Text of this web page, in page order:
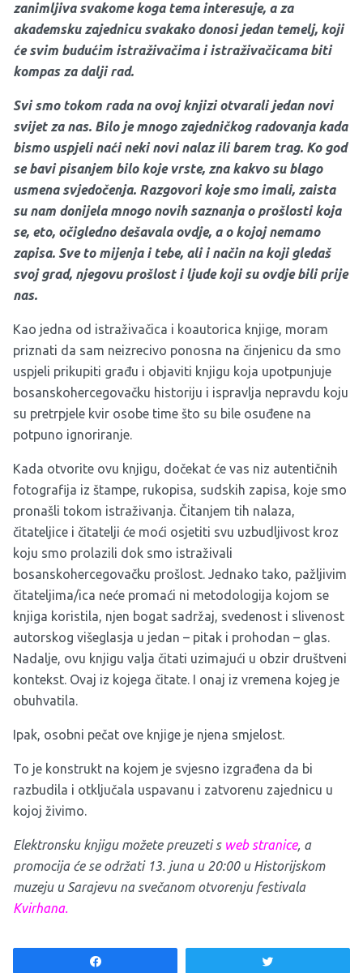
zanimljiva svakome koga tema interesuje, a za
akademsku zajednicu svakako donosi jedan temelj, koji
će svim budućim istraživačima i istraživačicama biti
kompas za dalji rad.
Svi smo tokom rada na ovoj knjizi otvarali jedan novi
svijet za nas. Bilo je mnogo zajedničkog radovanja kada
bismo uspjeli naći neki novi nalaz ili barem trag. Ko god
se bavi pisanjem bilo koje vrste, zna kakvo su blago
usmena svjedočenja. Razgovori koje smo imali, zaista
su nam donijela mnogo novih saznanja o prošlosti koja
se, eto, očigledno dešavala ovdje, a o kojoj nemamo
zapisa. Sve to mijenja i tebe, ali i način na koji gledaš
svoj grad, njegovu prošlost i ljude koji su ovdje bili prije
nas.
Kao jedna od istraživačica i koautorica knjige, moram
priznati da sam neizrecivo ponosna na činjenicu da smo
uspjeli prikupiti građu i objaviti knjigu koja upotpunjuje
bosanskohercegovačku historiju i ispravlja nepravdu koju
su pretrpjele kvir osobe time što su bile osuđene na
potpuno ignoriranje.
Kada otvorite ovu knjigu, dočekat će vas niz autentičnih
fotografija iz štampe, rukopisa, sudskih zapisa, koje smo
pronašli tokom istraživanja. Čitanjem tih nalaza,
čitateljice i čitatelji će moći osjetiti svu uzbudljivost kroz
koju smo prolazili dok smo istraživali
bosanskohercegovačku prošlost. Jednako tako, pažljivim
čitateljima/ica neće promaći ni metodologija kojom se
knjiga koristila, njen bogat sadržaj, svedenost i slivenost
autorskog višeglasja u jedan – pitak i prohodan – glas.
Nadalje, ovu knjigu valja čitati uzimajući u obzir društveni
kontekst. Ovaj iz kojega čitate. I onaj iz vremena kojeg je
obuhvatila.
Ipak, osobni pečat ove knjige je njena smjelost.
To je konstrukt na kojem je svjesno izgrađena da bi
razbudila i otključala uspavanu i zatvorenu zajednicu u
kojoj živimo.
Elektronsku knjigu možete preuzeti sweb stranice, a
promocija će se održati 13. juna u 20:00 u Historijskom
muzeju u Sarajevu na svečanom otvorenju festivala
Kvirhana.